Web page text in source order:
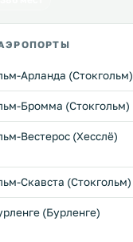
Арланда (Стокгольм)
Бромма (Стокгольм)
Вестерос (Хесслё)
Скавста (Стокгольм)
(Бурленге)